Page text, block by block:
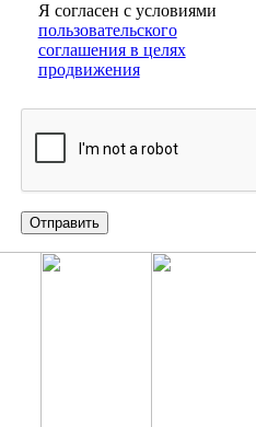
Я согласен с условиями
пользовательского
соглашения в целях
продвижения